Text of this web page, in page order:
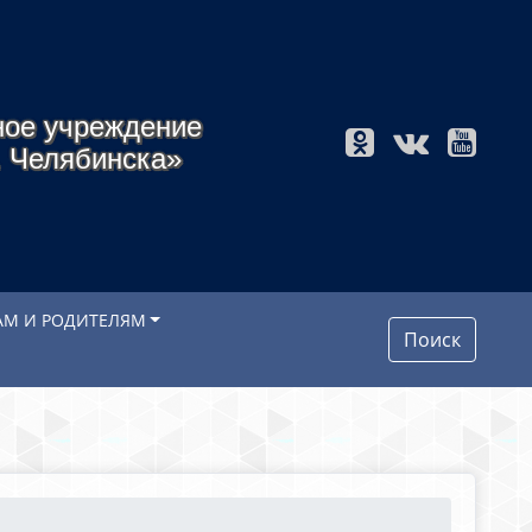
учреждение
И РОДИТЕЛЯМ
Поиск